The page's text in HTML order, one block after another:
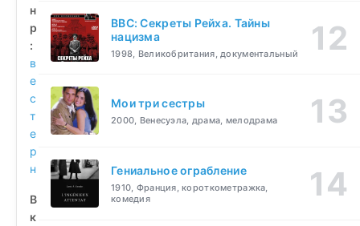
н
р
:
в
е
с
т
е
р
н
В
к
BBC: Секреты Рейха. Тайны
нацизма
1998, Великобритания, документальный
Мои три сестры
2000, Венесуэла, драма, мелодрама
Гениальное ограбление
1910, Франция, короткометражка,
комедия